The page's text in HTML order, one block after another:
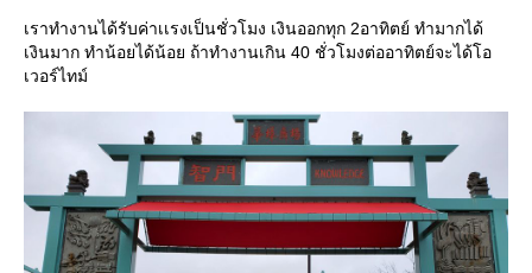
เราทำงานได้รับค่าเเรงเป็นชั่วโมง เงินออกทุก 2อาทิตย์ ทำมากได้
เงินมาก ทำน้อยได้น้อย ถ้าทำงานเกิน 40 ชั่วโมงต่ออาทิตย์จะได้โอ
เวอร์ไทม์